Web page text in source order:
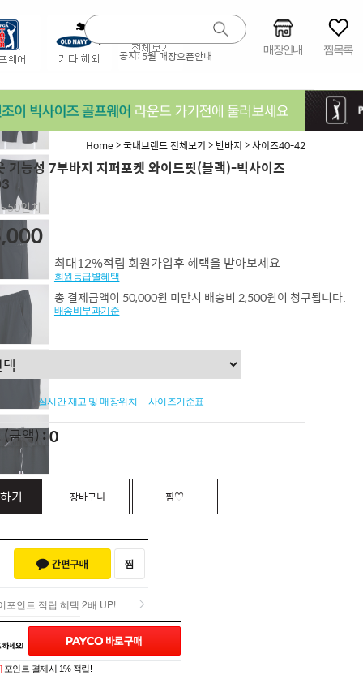
공지:5월 매장오픈안내 매장안내 찜목록
Home>국내브랜드 전체보기 > 반바지 >사이즈40-42
기능성 7부바지 지퍼포켓 와이드핏(블랙)-빅사이즈
인치
최대12%적립 회원가입후 혜택을 받아보세요
회원등급별혜택
총 결제금액이 50,000원 미만시 배송비 2,500원이 청구됩니다.
배송비부과기준
실시간 재고 및 매장위치 사이즈기준표
(금액) 0
기 장바구니 찜♡
포인트 적립 혜택 2배 UP!
포인트 적립 혜택 2배 UP!
포인트 결제시 1% 적립!
(0)